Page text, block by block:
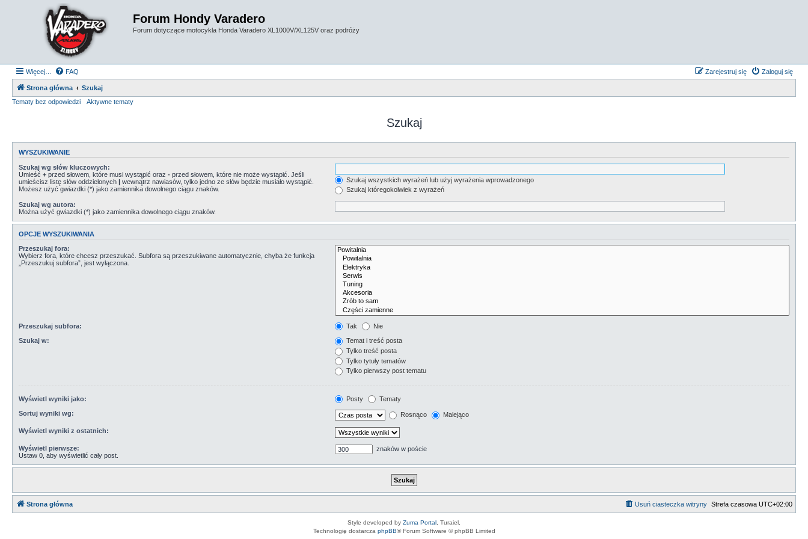
Forum Hondy Varadero
Forum dotyczące motocykla Honda Varadero XL1000V/XL125V oraz podróży
Więcej… FAQ Zaloguj się
Zarejestruj się
Strona główna
Szukaj
Tematy bez odpowiedzi
Aktywne tematy
Szukaj
WYSZUKIWANIE
Szukaj wg słów kluczowych:
Umieść + przed słowem, które musi wystąpić oraz - przed słowem, które nie może wystąpić. Jeśli
umieścisz listę słów oddzielonych | wewnątrz nawiasów, tylko jedno ze słów będzie musiało wystąpić.
Możesz użyć gwiazdki (*) jako zamiennika dowolnego ciągu znaków.
Szukaj wszystkich wyrażeń lub użyj wyrażenia wprowadzonego
Szukaj któregokolwiek z wyrażeń
Szukaj wg autora:
Można użyć gwiazdki (*) jako zamiennika dowolnego ciągu znaków.
OPCJE WYSZUKIWANIA
Przeszukaj fora:
Wybierz fora, które chcesz przeszukać. Subfora są przeszukiwane automatycznie, chyba że funkcja
„Przeszukuj subfora”, jest wyłączona.
Przeszukaj subfora: Tak Nie
Szukaj w:
Temat i treść posta
Tylko treść posta
Tylko tytuły tematów
Tylko pierwszy post tematu
Wyświetl wyniki jako: Posty Tematy
Sortuj wyniki wg: Rosnąco Malejąco
Wyświetl wyniki z ostatnich:
Wyświetl pierwsze:
Ustaw 0, aby wyświetlić cały post.
znaków w poście
Strona główna Strefa czasowa UTC+02:00
Usuń ciasteczka witryny
Style developed by Zuma Portal , Turaiel,
Technologię dostarcza phpBB® Forum Software © phpBB Limited